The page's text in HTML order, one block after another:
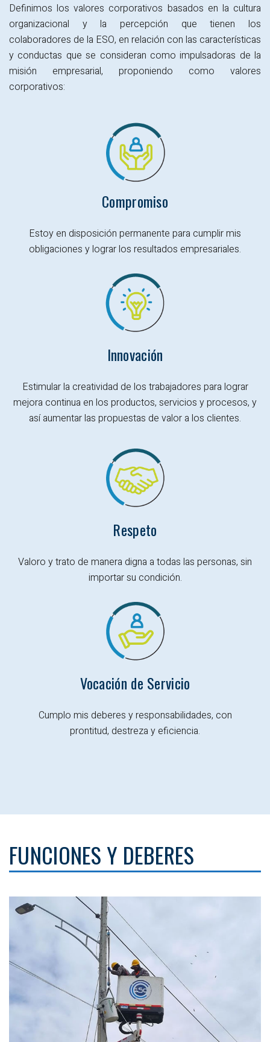
Definimos los valores corporativos basados en la cultura
organizacional y la percepción que tienen los
colaboradores de la ESO, en relación con las características
y conductas que se consideran como impulsadoras de la
misión empresarial, proponiendo como valores
corporativos:
Compromiso
Estoy en disposición permanente para cumplir mis
obligaciones ylograr los resultados empresariales.
Innovación
Estimular la creatividad de los trabajadores para lograr
mejora continua en los productos, servicios y procesos, y
así aumentar las propuestas de valor a los clientes.
Respeto
Valoro y trato de manera digna a todas las personas, sin
importar su condición.
Vocación de Servicio
Cumplo mis deberes y responsabilidades, con
prontitud, destreza y eficiencia.
FUNCIONES Y DEBERES